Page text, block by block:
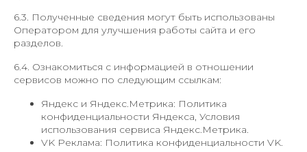
6.3. Полученные сведения могут быть использованы
Оператором для улучшения работы сайта и его
разделов.
6.4. Ознакомиться с информацией в отношении
сервисов можно по следующим ссылкам:
Яндекс и Яндекс.Метрика: Политика
конфиденциальности Яндекcа, Условия
использования сервиса Яндекс.Метрика.
VK Реклама: Политика конфиденциальности VK.